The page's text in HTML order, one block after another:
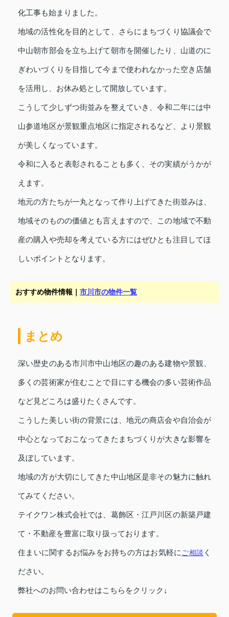
化工事も始まりました。
地域の活性化を目的として、さらにまちづくり協議会で
中山朝市部会を立ち上げて朝市を開催したり、山道のに
ぎわいづくりを目指して今まで使われなかった空き店舗
を活用し、お休み処として開放しています。
こうして少しずつ街並みを整えていき、令和二年には中
山参道地区が景観重点地区に指定されるなど、より景観
が美しくなっています。
令和に入ると表彰されることも多く、その実績がうかが
えます。
地元の方たちが一丸となって作り上げてきた街並みは、
地域そのものの価値とも言えますので、この地域で不動
産の購入や売却を考えている方にはぜひとも注目してほ
しいポイントとなります。
おすすめ物件情報｜ 市川市の物件一覧
まとめ
深い歴史のある市川市中山地区の趣のある建物や景観、
多くの芸術家が住むことで目にする機会の多い芸術作品
など見どころは盛りたくさんです。
こうした美しい街の背景には、地元の商店会や自治会が
中心となっておこなってきたまちづくりが大きな影響を
及ぼしています。
地域の方が大切にしてきた中山地区是非その魅力に触れ
てみてください。
テイクワン株式会社では、葛飾区・江戸川区の新築戸建
て・不動産を豊富に取り扱っております。
住まいに関するお悩みをお持ちの方はお気軽に ご相談 く
ださい。
弊社へのお問い合わせはこちらをクリック↓